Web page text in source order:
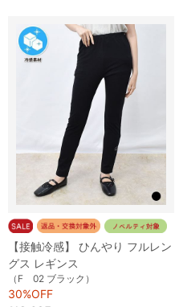
【接触冷感】 ひんやり フルレン
グス レギンス
（F 02 ブラック）
30%OFF